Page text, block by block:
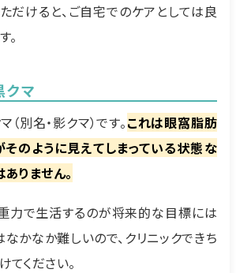
だけると、ご自宅でのケアとしては良
。
マ
別名・影クマ）です。これは眼窩脂肪
のように見えてしまっている状態な
りません。
力で生活するのが将来的な目標には
なかなか難しいので、クリニックできち
てください。